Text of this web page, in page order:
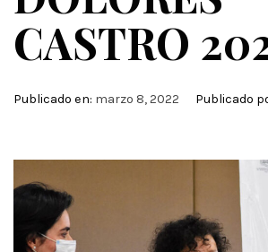
CASTRO
Publicado en: marzo 8, 2022 Publicado